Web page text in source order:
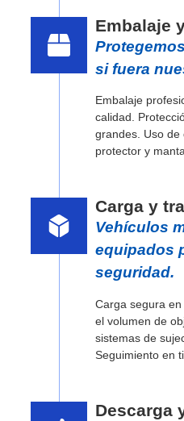
Embalaje
si fuera
Embalaje
calidad.
grandes. Uso de
protector y
Carga y
Vehículos
equipados
seguridad.
Carga segura
el volumen de
sistemas de
Seguimiento en
Descarga